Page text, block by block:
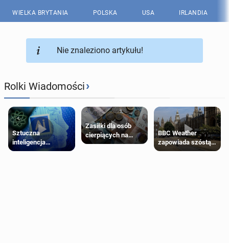
WIELKA BRYTANIA POLSKA USA IRLANDIA
Nie znaleziono artykułu!
Rolki Wiadomości›
Sztuczna
inteligencja
próbowała oszukać
Zasiłki dla osób
cierpiących na
schorzenia
BBC Weather
zapowiada szóstą
falę upałów w